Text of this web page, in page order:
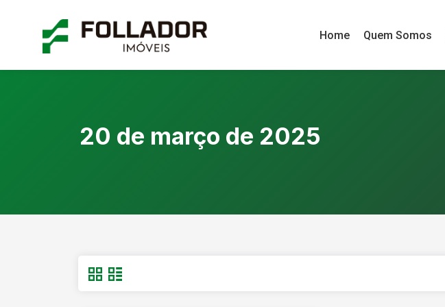
Home Quem Somos
20 de março de 2025